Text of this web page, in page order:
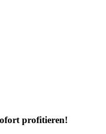
profitieren!